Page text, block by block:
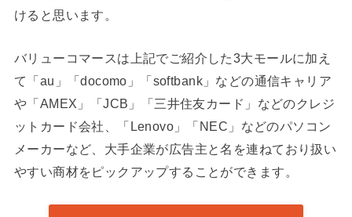
けると思います。
バリューコマースは上記でご紹介した3大モールに加え
て「au」「docomo」「softbank」などの通信キャリア
や「AMEX」「JCB」「三井住友カード」などのクレジ
ットカード会社、「Lenovo」「NEC」などのパソコン
メーカーなど、大手企業が広告主と名を連ねており扱い
やすい商材をピックアップすることができます。